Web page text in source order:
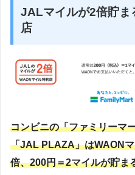
JALマイルが2倍貯ま
店
コンビニの「ファミリーマ
「JAL PLAZA」はWAON
倍、200円＝2マイルが貯ま